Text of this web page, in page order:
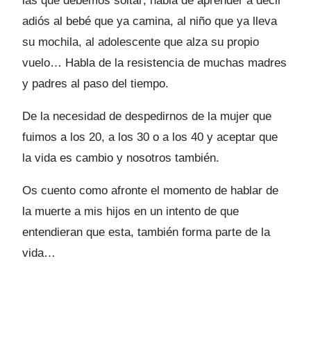
adiós al bebé que ya camina, al niño que ya lleva
su mochila, al adolescente que alza su propio
vuelo… Habla de la resistencia de muchas madres
y padres al paso del tiempo.
De la necesidad de despedirnos de la mujer que
fuimos a los 20, a los 30 o a los 40 y aceptar que
la vida es cambio y nosotros también.
Os cuento como afronte el momento de hablar de
la muerte a mis hijos en un intento de que
entendieran que esta, también forma parte de la
vida…